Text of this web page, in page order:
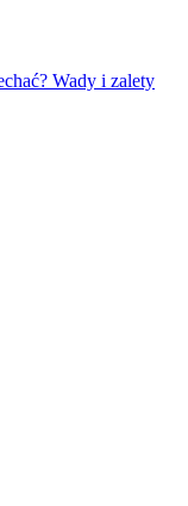
Wady i zalety